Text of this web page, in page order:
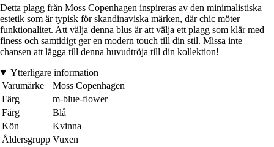
Detta plagg från Moss Copenhagen inspireras av den minimalistiska
estetik som är typisk för skandinaviska märken, där chic möter
funktionalitet. Att välja denna blus är att välja ett plagg som klär med
finess och samtidigt ger en modern touch till din stil. Missa inte
chansen att lägga till denna huvudtröja till din kollektion!
Ytterligare information
Varumärke
Moss Copenhagen
Färg
m-blue-flower
Färg
Blå
Kön
Kvinna
Åldersgrupp Vuxen